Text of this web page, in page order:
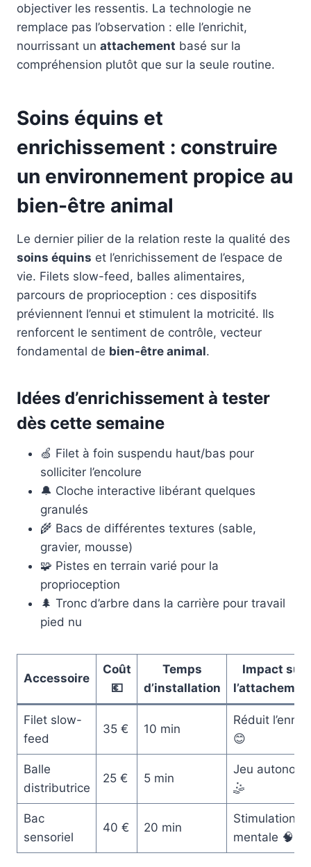
objectiver les ressentis. La technologie ne
remplace pas l’observation : elle l’enrichit,
nourrissant un attachement basé sur la
compréhension plutôt que sur la seule routine.
Soins équins et
enrichissement : construire
un environnement propice au
bien-être animal
Le dernier pilier de la relation reste la qualité des
soins équins et l’enrichissement de l’espace de
vie. Filets slow-feed, balles alimentaires,
parcours de proprioception : ces dispositifs
préviennent l’ennui et stimulent la motricité. Ils
renforcent le sentiment de contrôle, vecteur
fondamental de bien-être animal.
Idées d’enrichissement à tester
dès cette semaine
🍏 Filet à foin suspendu haut/bas pour
solliciter l’encolure
🔔 Cloche interactive libérant quelques
granulés
🌾 Bacs de différentes textures (sable,
gravier, mousse)
🧩 Pistes en terrain varié pour la
proprioception
🌲 Tronc d’arbre dans la carrière pour travail
pied nu
Accessoire
Coût
💶
Temps
d’installation
Impact sur
Filet slow-
feed
35 € 10 min
Réduit l’ennui
😊
Balle
distributrice
25 € 5 min
Jeu
🤹
Bac
sensoriel
40 € 20 min
Stimulation
mentale 🧠